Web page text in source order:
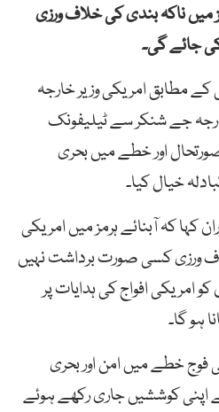
میں ناکہ بندی کی خلاف ورزی
جائے گی۔
مطابق امریکی وزیر خارجہ
خارجہ جے شنکر سے ٹیلیفونک
اور خطے میں بحری
خیال کیا۔
کہا کہ آبنائے ہرمز میں امریکی
ورزی کسی صورت برداشت نہیں
امریکی افواج کی ہدایات پر
ہو گا۔
فوج خطے میں امن اور بحری
اپنی کوششیں جاری رکھے ہوئے